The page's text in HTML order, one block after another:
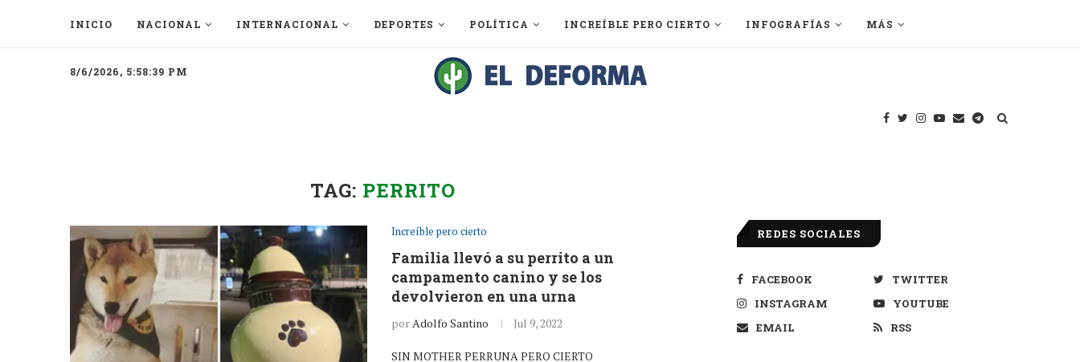
INICIO NACIONAL INTERNACIONAL DEPORTES POLÍTICA INCREÍBLE PERO CIERTO INFOGRAFÍAS MÁS
8/6/2026, 5:58:39 PM
TAG: PERRITO
Increíble pero cierto
Familia llevó a su perrito a un
campamento canino y se los
devolvieron en una urna
porAdolfo Santino Jul 9, 2022
SIN MOTHER PERRUNA PERO CIERTO
REDES SOCIALES
FACEBOOK
TWITTER
INSTAGRAM
YOUTUBE
EMAIL
RSS